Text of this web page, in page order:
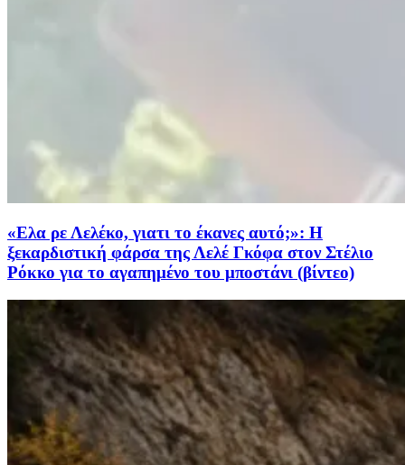
«Ελα ρε Λελέκο, γιατι το έκανες αυτό;»: Η
ξεκαρδιστική φάρσα της Λελέ Γκόφα στον Στέλιο
Ρόκκο για το αγαπημένο του μποστάνι (βίντεο)